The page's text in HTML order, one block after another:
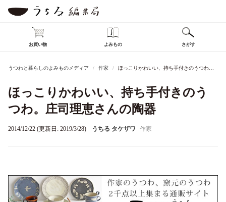
お買い物 よみもの さがす
うつわと暮らしのよみものメディア 作家 ほっこりかわいい、持ち手付きのうつわ。庄司理恵さんの陶器
ほっこりかわいい、持ち手付きのう
つわ。庄司理恵さんの陶器
2014/12/22 (更新日: 2019/3/28) うちる タケザワ 作家